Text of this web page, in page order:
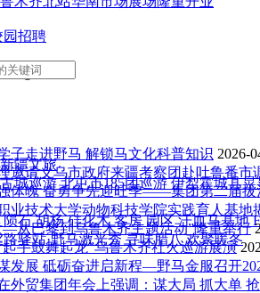
园招聘
疆文旅
城巡游 北屯市185团巡游 伊犁霍城县晃
陨石 胡杨 硅化木 客房 园区 汗血马基地
路驿站·野马激光秀 寻味腊八 欢聚暖冬
子走进野马 解锁马文化科普知识 2026-
邀请义乌市政府来疆考察团赴吐鲁番市
体魄 奋勇争先迎旺季——集团第二届拔
业技术大学动物科技学院实践育人基地
—从巴黎到乌鲁木齐主题活动”隆重举行
手鼓舞起龙”乌鲁木齐社火巡游展演
发展 砥砺奋进启新程—野马金服召开
外贸集团年会上强调：谋大局 抓大单